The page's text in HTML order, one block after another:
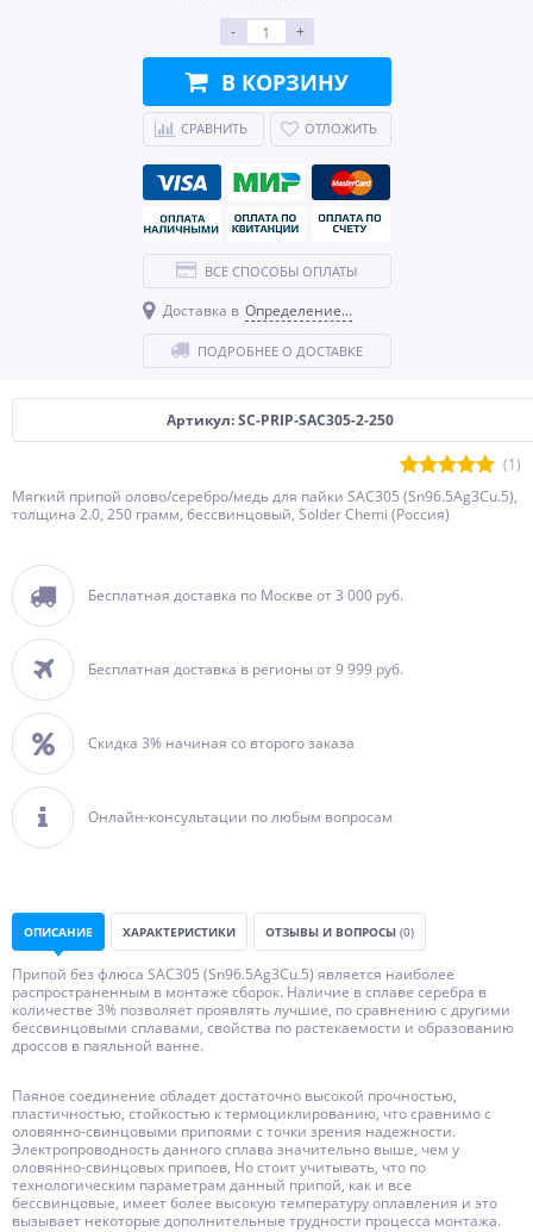
Артикул: SC-PRIP-SAC305-2-250
(1)
Мягкий припой олово/серебро/медь для пайки SAC305 (Sn96.5Ag3Cu.5),
толщина 2.0, 250 грамм, бессвинцовый, Solder Chemi (Россия)
Бесплатная доставка по Москве от 3 000 руб.
Бесплатная доставка в регионы от 9 999 руб.
Скидка 3% начиная со второго заказа
Онлайн-консультации по любым вопросам
- +
В КОРЗИНУ
СРАВНИТЬ ОТЛОЖИТЬ
ВСЕ СПОСОБЫ ОПЛАТЫ
Доставка в Определение...
ПОДРОБНЕЕ О ДОСТАВКЕ
ОПИСАНИЕ ХАРАКТЕРИСТИКИ ОТЗЫВЫ И ВОПРОСЫ (0)
Припой без флюса SAC305 (Sn96.5Ag3Cu.5) является наиболее
распространенным в монтаже сборок. Наличие в сплаве серебра в
количестве 3% позволяет проявлять лучшие, по сравнению с другими
бессвинцовыми сплавами, свойства по растекаемости и образованию
дроссов в паяльной ванне.
Паяное соединение обладет достаточно высокой прочностью,
пластичностью, стойкостью к термоциклированию, что сравнимо с
оловянно-свинцовыми припоями с точки зрения надежности.
Электропроводность данного сплава значительно выше, чем у
оловянно-свинцовых припоев, Но стоит учитывать, что по
технологическим параметрам данный припой, как и все
бессвинцовые, имеет более высокую температуру оплавления и это
вызывает некоторые дополнительные трудности процесса монтажа.